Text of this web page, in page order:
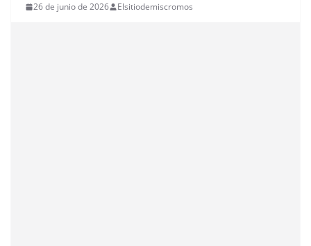
26 de junio de 2026 Elsitiodemiscromos